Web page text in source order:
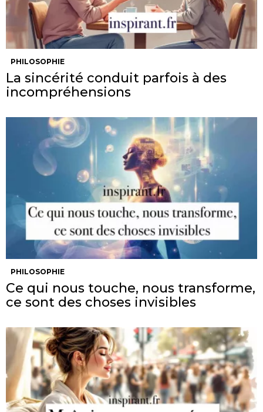
PHILOSOPHIE
La sincérité conduit parfois à des
incompréhensions
PHILOSOPHIE
Ce qui nous touche, nous transforme,
ce sont des choses invisibles